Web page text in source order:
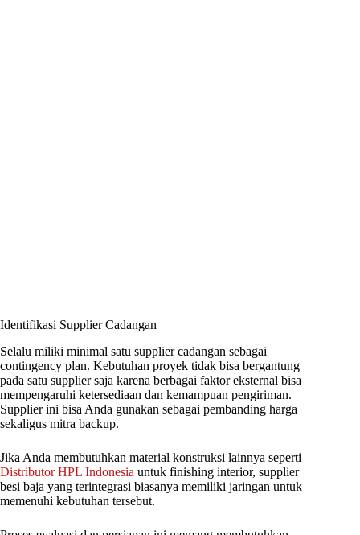
Identifikasi Supplier Cadangan
Selalu miliki minimal satu supplier cadangan sebagai
contingency plan. Kebutuhan proyek tidak bisa bergantung
pada satu supplier saja karena berbagai faktor eksternal bisa
mempengaruhi ketersediaan dan kemampuan pengiriman.
Supplier ini bisa Anda gunakan sebagai pembanding harga
sekaligus mitra backup.
Jika Anda membutuhkan material konstruksi lainnya seperti
Distributor HPL Indonesia untuk finishing interior, supplier
besi baja yang terintegrasi biasanya memiliki jaringan untuk
memenuhi kebutuhan tersebut.